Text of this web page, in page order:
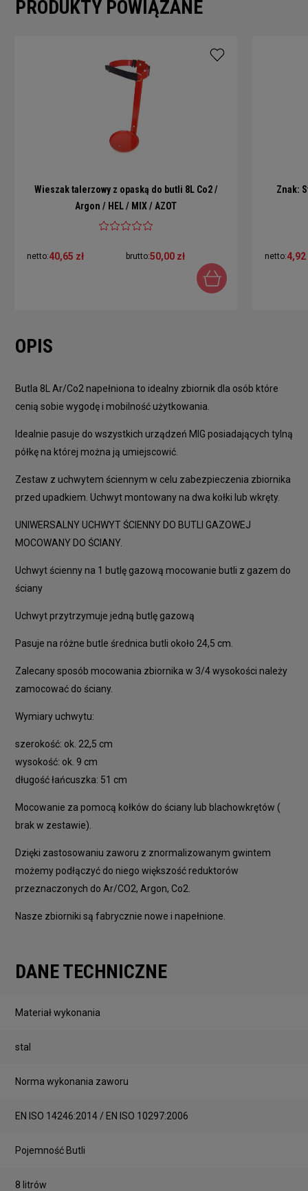
PRODUKTY POWIĄZANE
Wieszak talerzowy z opaską do butli 8L Co2 /
Argon / HEL / MIX / AZOT
netto:40,65 zł brutto:50,00 zł
Znak:
netto:4,92
OPIS
Butla 8L Ar/Co2 napełniona to idealny zbiornik dla osób które
cenią sobie wygodę i mobilność użytkowania.
Idealnie pasuje do wszystkich urządzeń MIG posiadających tylną
półkę na której można ją umiejscowić.
Zestaw z uchwytem ściennym w celu zabezpieczenia zbiornika
przed upadkiem. Uchwyt montowany na dwa kołki lub wkręty.
UNIWERSALNY UCHWYT ŚCIENNY DO BUTLI GAZOWEJ
MOCOWANY DO ŚCIANY.
Uchwyt ścienny na 1 butlę gazową mocowanie butli z gazem do
ściany
Uchwyt przytrzymuje jedną butlę gazową
Pasuje na różne butle średnica butli około 24,5 cm.
Zalecany sposób mocowania zbiornika w 3/4 wysokości należy
zamocować do ściany.
Wymiary uchwytu:
szerokość: ok. 22,5 cm
wysokość: ok. 9 cm
długość łańcuszka: 51 cm
Mocowanie za pomocą kołków do ściany lub blachowkrętów (
brak w zestawie).
Dzięki zastosowaniu zaworu z znormalizowanym gwintem
możemy podłączyć do niego większość reduktorów
przeznaczonych do Ar/CO2, Argon, Co2.
Nasze zbiorniki są fabrycznie nowe i napełnione.
DANE TECHNICZNE
Materiał wykonania
stal
Norma wykonania zaworu
EN ISO 14246:2014 / EN ISO 10297:2006
Pojemność Butli
8 litrów